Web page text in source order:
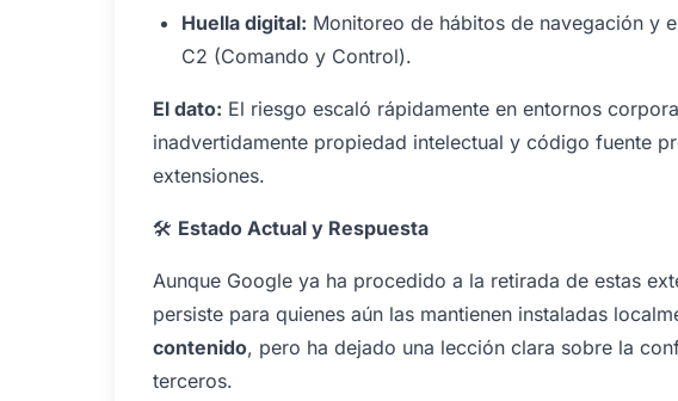
Huella digital: Monitoreo de hábitos de navegación y
C2 (Comando y Control).
El dato: El riesgo escaló rápidamente en entornos
inadvertidamente propiedad intelectual y código fuente
extensiones.
🛠 Estado Actual y Respuesta
Aunque Google ya ha procedido a la retirada de estas
persiste para quienes aún las mantienen instaladas
contenido, pero ha dejado una lección clara sobre la
terceros.